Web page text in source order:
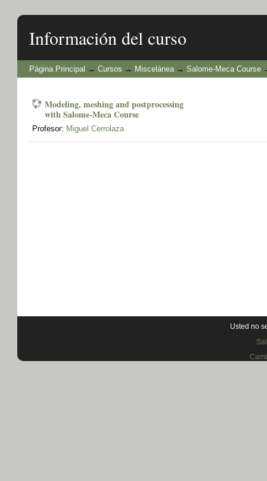
Información del curso
Página Principal → Cursos → Miscelánea → Salome-Meca Course
Modeling, meshing and postprocessing
with Salome-Meca Course
Profesor: Miguel Cerrolaza
Usted no